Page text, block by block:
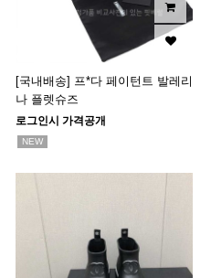
[국내배송] 프*다 페이턴트 발레리
나 플렛슈즈
로그인시 가격공개
NEW